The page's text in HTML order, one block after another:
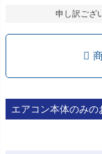
申し訳ござ
エアコン本体のみの